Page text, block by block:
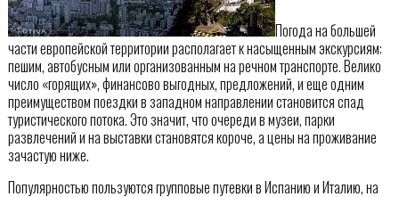
Погода на большей
части европейской территории располагает к насыщенным экскурсиям:
пешим, автобусным или организованным на речном транспорте. Велико
число «горящих», финансово выгодных, предложений, и еще одним
преимуществом поездки в западном направлении становится спад
туристического потока. Это значит, что очереди в музеи, парки
развлечений и на выставки становятся короче, а цены на проживание
зачастую ниже.
Популярностью пользуются групповые путевки в Испанию и Италию, на